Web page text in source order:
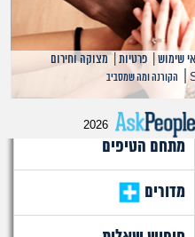
שאלות שעוררו עניין
עצות חדשות
מה קורה כאן?
מתחם הטיפים
מדורים
שימוש |פרטיות |מצוקה וחירום
| הקורנה ומה שמסביב
2026